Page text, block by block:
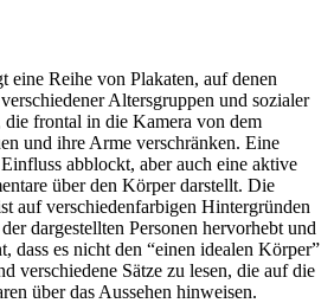
eine Reihe von Plakaten, auf denen
Altersgruppen und sozialer
frontal in die Kamera von dem
und ihre Arme verschränken. Eine
abblockt, aber auch eine aktive
über den Körper darstellt. Die
auf verschiedenfarbigen Hintergründen
dargestellten Personen hervorhebt und
dass es nicht den “einen idealen Körper”
verschiedene Sätze zu lesen, die auf die
über das Aussehen hinweisen.